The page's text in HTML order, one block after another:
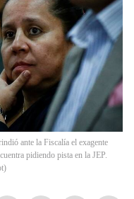
ante la Fiscalía el exagente
pidiendo pista en la JEP.
)